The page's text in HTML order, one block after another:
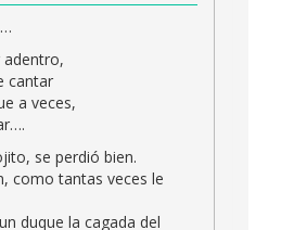
cantar
a veces,
se perdió bien.
como tantas veces le
duque la cagada del